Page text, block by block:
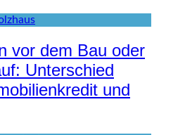
vor dem Bau oder
Unterschied
und